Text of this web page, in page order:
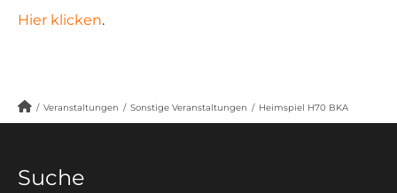
Hier klicken.
/ Veranstaltungen / Sonstige Veranstaltungen / Heimspiel H70 BKA
Suche